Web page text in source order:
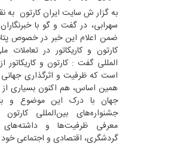
به گزار ش سایت ایران کارتون به
سهرابی، در گفت و گو با
ضمن اعلام این خبر در خصوص
کارتون و کاریکاتور در تعاملات
المللی گفت : کارتون و کاریکاتور
است که ظرفیت و اثرگذاری جهانی
همین اساس، هم اکنون بسیاری
جهان با درک این موضوع و با
جشنواره‌های بین‌المللی کارتون
معرفی ظرفیت‌ها و داشته‌های
گردشگری، اقتصادی و اجتماعی